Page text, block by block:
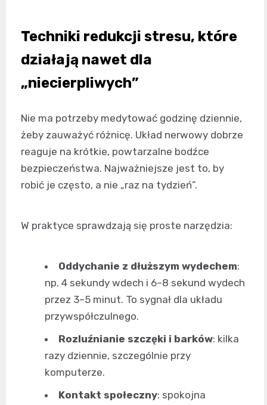
Techniki redukcji stresu, które
działają nawet dla
„niecierpliwych”
Nie ma potrzeby medytować godzinę dziennie,
żeby zauważyć różnicę. Układ nerwowy dobrze
reaguje na krótkie, powtarzalne bodźce
bezpieczeństwa. Najważniejsze jest to, by
robić je często, a nie „raz na tydzień”.
W praktyce sprawdzają się proste narzędzia:
Oddychanie z dłuższym wydechem:
np. 4 sekundy wdech i 6–8 sekund wydech
przez 3–5 minut. To sygnał dla układu
przywspółczulnego.
Rozluźnianie szczęki i barków: kilka
razy dziennie, szczególnie przy
komputerze.
Kontakt społeczny: spokojna